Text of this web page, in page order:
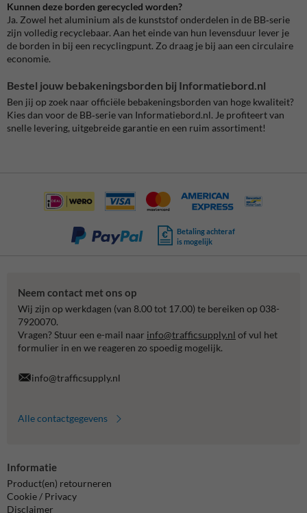
Kunnen deze borden gerecycled worden?
Ja. Zowel het aluminium als de kunststof onderdelen in de BB‑serie
zijn volledig recyclebaar. Aan het einde van hun levensduur lever je
de borden in bij een recyclingpunt. Zo draag je bij aan een circulaire
economie.
Bestel jouw bebakeningsborden bij Informatiebord.nl
Ben jij op zoek naar officiële bebakeningsborden van hoge kwaliteit?
Kies dan voor de BB‑serie van Informatiebord.nl. Je profiteert van
snelle levering, uitgebreide garantie en een ruim assortiment!
Betaling achteraf
is mogelijk
Neem contact met ons op
Wij zijn op werkdagen (van 8.00 tot 17.00) te bereiken op 038-
7920070.
Vragen? Stuur een e-mail naar info@trafficsupply.nl of vul het
formulier in en we reageren zo spoedig mogelijk.
info@trafficsupply.nl
Alle contactgegevens
Informatie
Product(en) retourneren
Cookie / Privacy
Disclaimer